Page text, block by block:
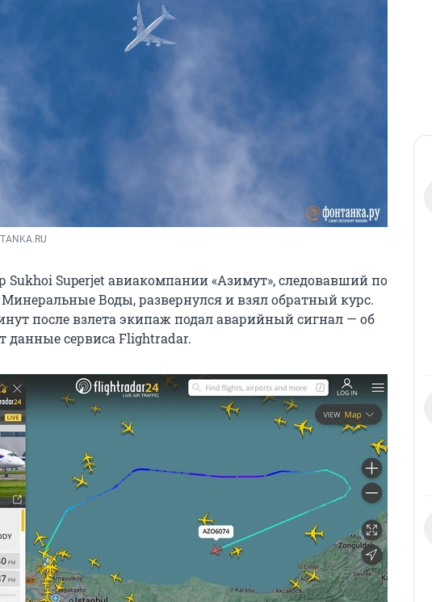
Sukhoi Superjet авиакомпании «Азимут», следовавший по
Воды, развернулся и взял обратный курс.
после взлета экипаж подал аварийный сигнал — об
данные сервиса Flightradar.